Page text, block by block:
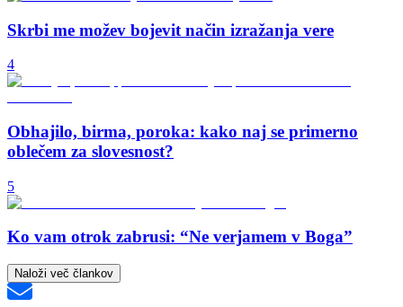
Skrbi me možev bojevit način izražanja vere
4
Obhajilo, birma, poroka: kako naj se primerno
oblečem za slovesnost?
5
Ko vam otrok zabrusi: “Ne verjamem v Boga”
Naloži več člankov